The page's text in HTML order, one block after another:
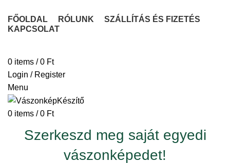
FŐOLDAL RÓLUNK
SZÁLLÍTÁS ÉS FIZETÉS
KAPCSOLAT
0 items / 0 Ft
Login / Register
Menu
0 items / 0 Ft
Szerkeszd meg saját egyedi
vászonképedet!